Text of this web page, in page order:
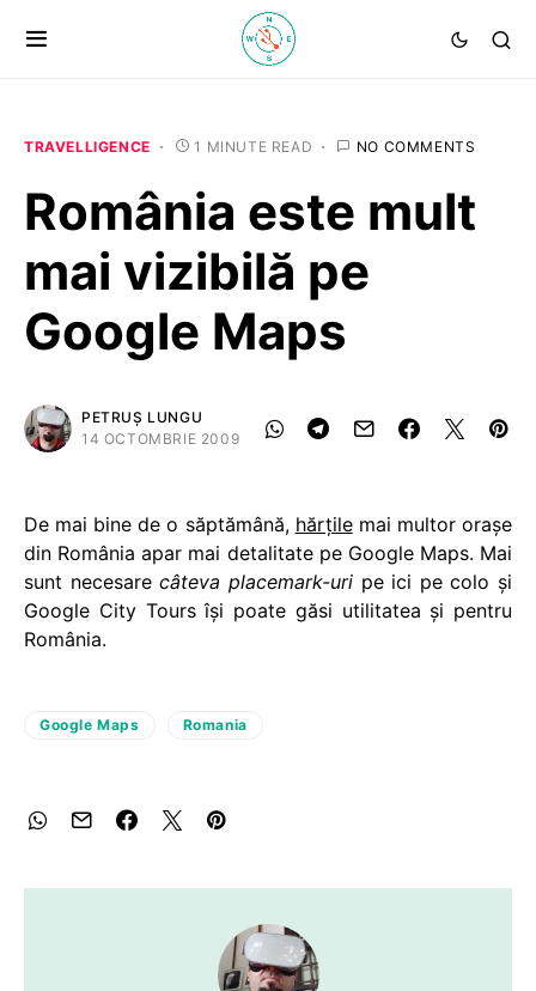
TRAVELLIGENCE 1 MINUTE READ NO COMMENTS
România este mult
mai vizibilă pe
Google Maps
PETRUȘ LUNGU
14 OCTOMBRIE 2009
De mai bine de o săptămână, hărţilemai multor oraşe
din România apar mai detalitate pe Google Maps. Mai
sunt necesarecâteva placemark-uripe ici pe colo şi
Google City Tours îşi poate găsi utilitatea şi pentru
România.
Google Maps Romania